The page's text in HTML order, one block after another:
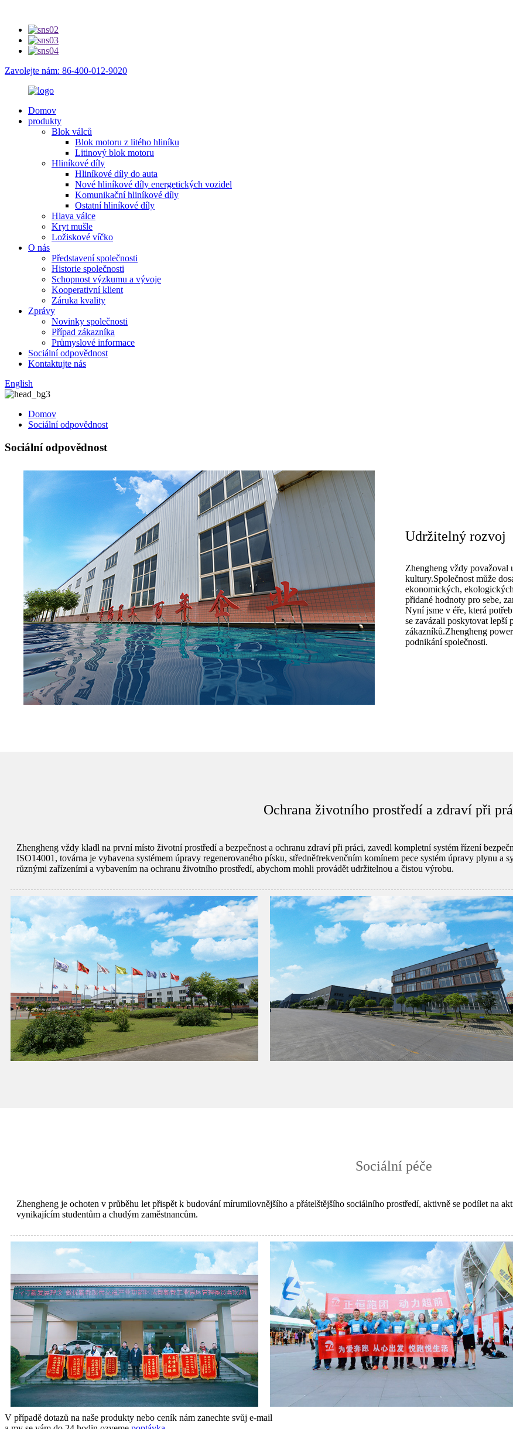
Zavolejte nám: 86-400-012-9020
Domov
produkty
Blok válců
Blok motoru z litého hliníku
Litinový blok motoru
Hliníkové díly
Hliníkové díly do auta
Nové hliníkové díly energetických vozidel
Komunikační hliníkové díly
Ostatní hliníkové díly
Hlava válce
Kryt mušle
Ložiskové víčko
O nás
Představení společnosti
Historie společnosti
Schopnost výzkumu a vývoje
Kooperativní klient
Záruka kvality
Zprávy
Novinky společnosti
Případ zákazníka
Průmyslové informace
Sociální odpovědnost
Kontaktujte nás
English
Domov
Sociální odpovědnost
Sociální odpovědnost
Udržitelný rozvoj
Zhengheng vždy považoval
kultury.Společnost může
ekonomických,
přidané hodnoty pro sebe,
Nyní jsme v éře, která
se zavázali poskytovat lepší
zákazníků.Zhengheng
podnikání společnosti.
Ochrana životního prostředí a zdraví při
Zhengheng vždy kladl na první místo životní prostředí a bezpečnost a ochranu zdraví při práci, zavedl kompletní systém řízení
ISO14001, továrna je vybavena systémem úpravy regenerovaného písku, středněfrekvenčním komínem pece systém úpravy plynu
různými zařízeními a vybavením na ochranu životního prostředí, abychom mohli provádět udržitelnou a čistou výrobu.
Sociální péče
Zhengheng je ochoten v průběhu let přispět k budování mírumilovnějšího a přátelštějšího sociálního prostředí, aktivně se podílet na
vynikajícím studentům a chudým zaměstnancům.
V případě dotazů na naše produkty nebo ceník nám zanechte svůj e-mail